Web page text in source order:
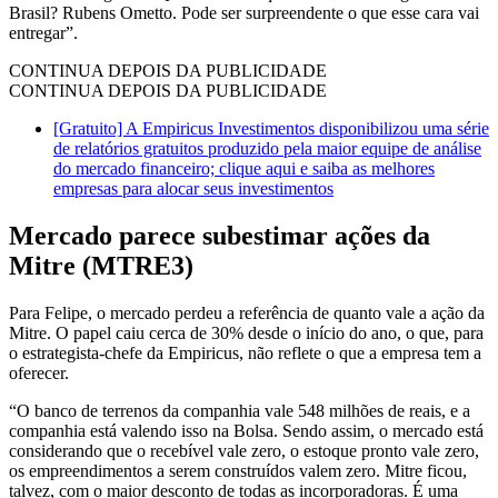
Brasil? Rubens Ometto. Pode ser surpreendente o que esse cara vai
entregar”.
CONTINUA DEPOIS DA PUBLICIDADE
CONTINUA DEPOIS DA PUBLICIDADE
[Gratuito] A Empiricus Investimentos disponibilizou uma série
de relatórios gratuitos produzido pela maior equipe de análise
do mercado financeiro; clique aqui e saiba as melhores
empresas para alocar seus investimentos
Mercado parece subestimar ações da
Mitre (MTRE3)
Para Felipe, o mercado perdeu a referência de quanto vale a ação da
Mitre. O papel caiu cerca de 30% desde o início do ano, o que, para
o estrategista-chefe da Empiricus, não reflete o que a empresa tem a
oferecer.
“O banco de terrenos da companhia vale 548 milhões de reais, e a
companhia está valendo isso na Bolsa. Sendo assim, o mercado está
considerando que o recebível vale zero, o estoque pronto vale zero,
os empreendimentos a serem construídos valem zero. Mitre ficou,
talvez, com o maior desconto de todas as incorporadoras. É uma